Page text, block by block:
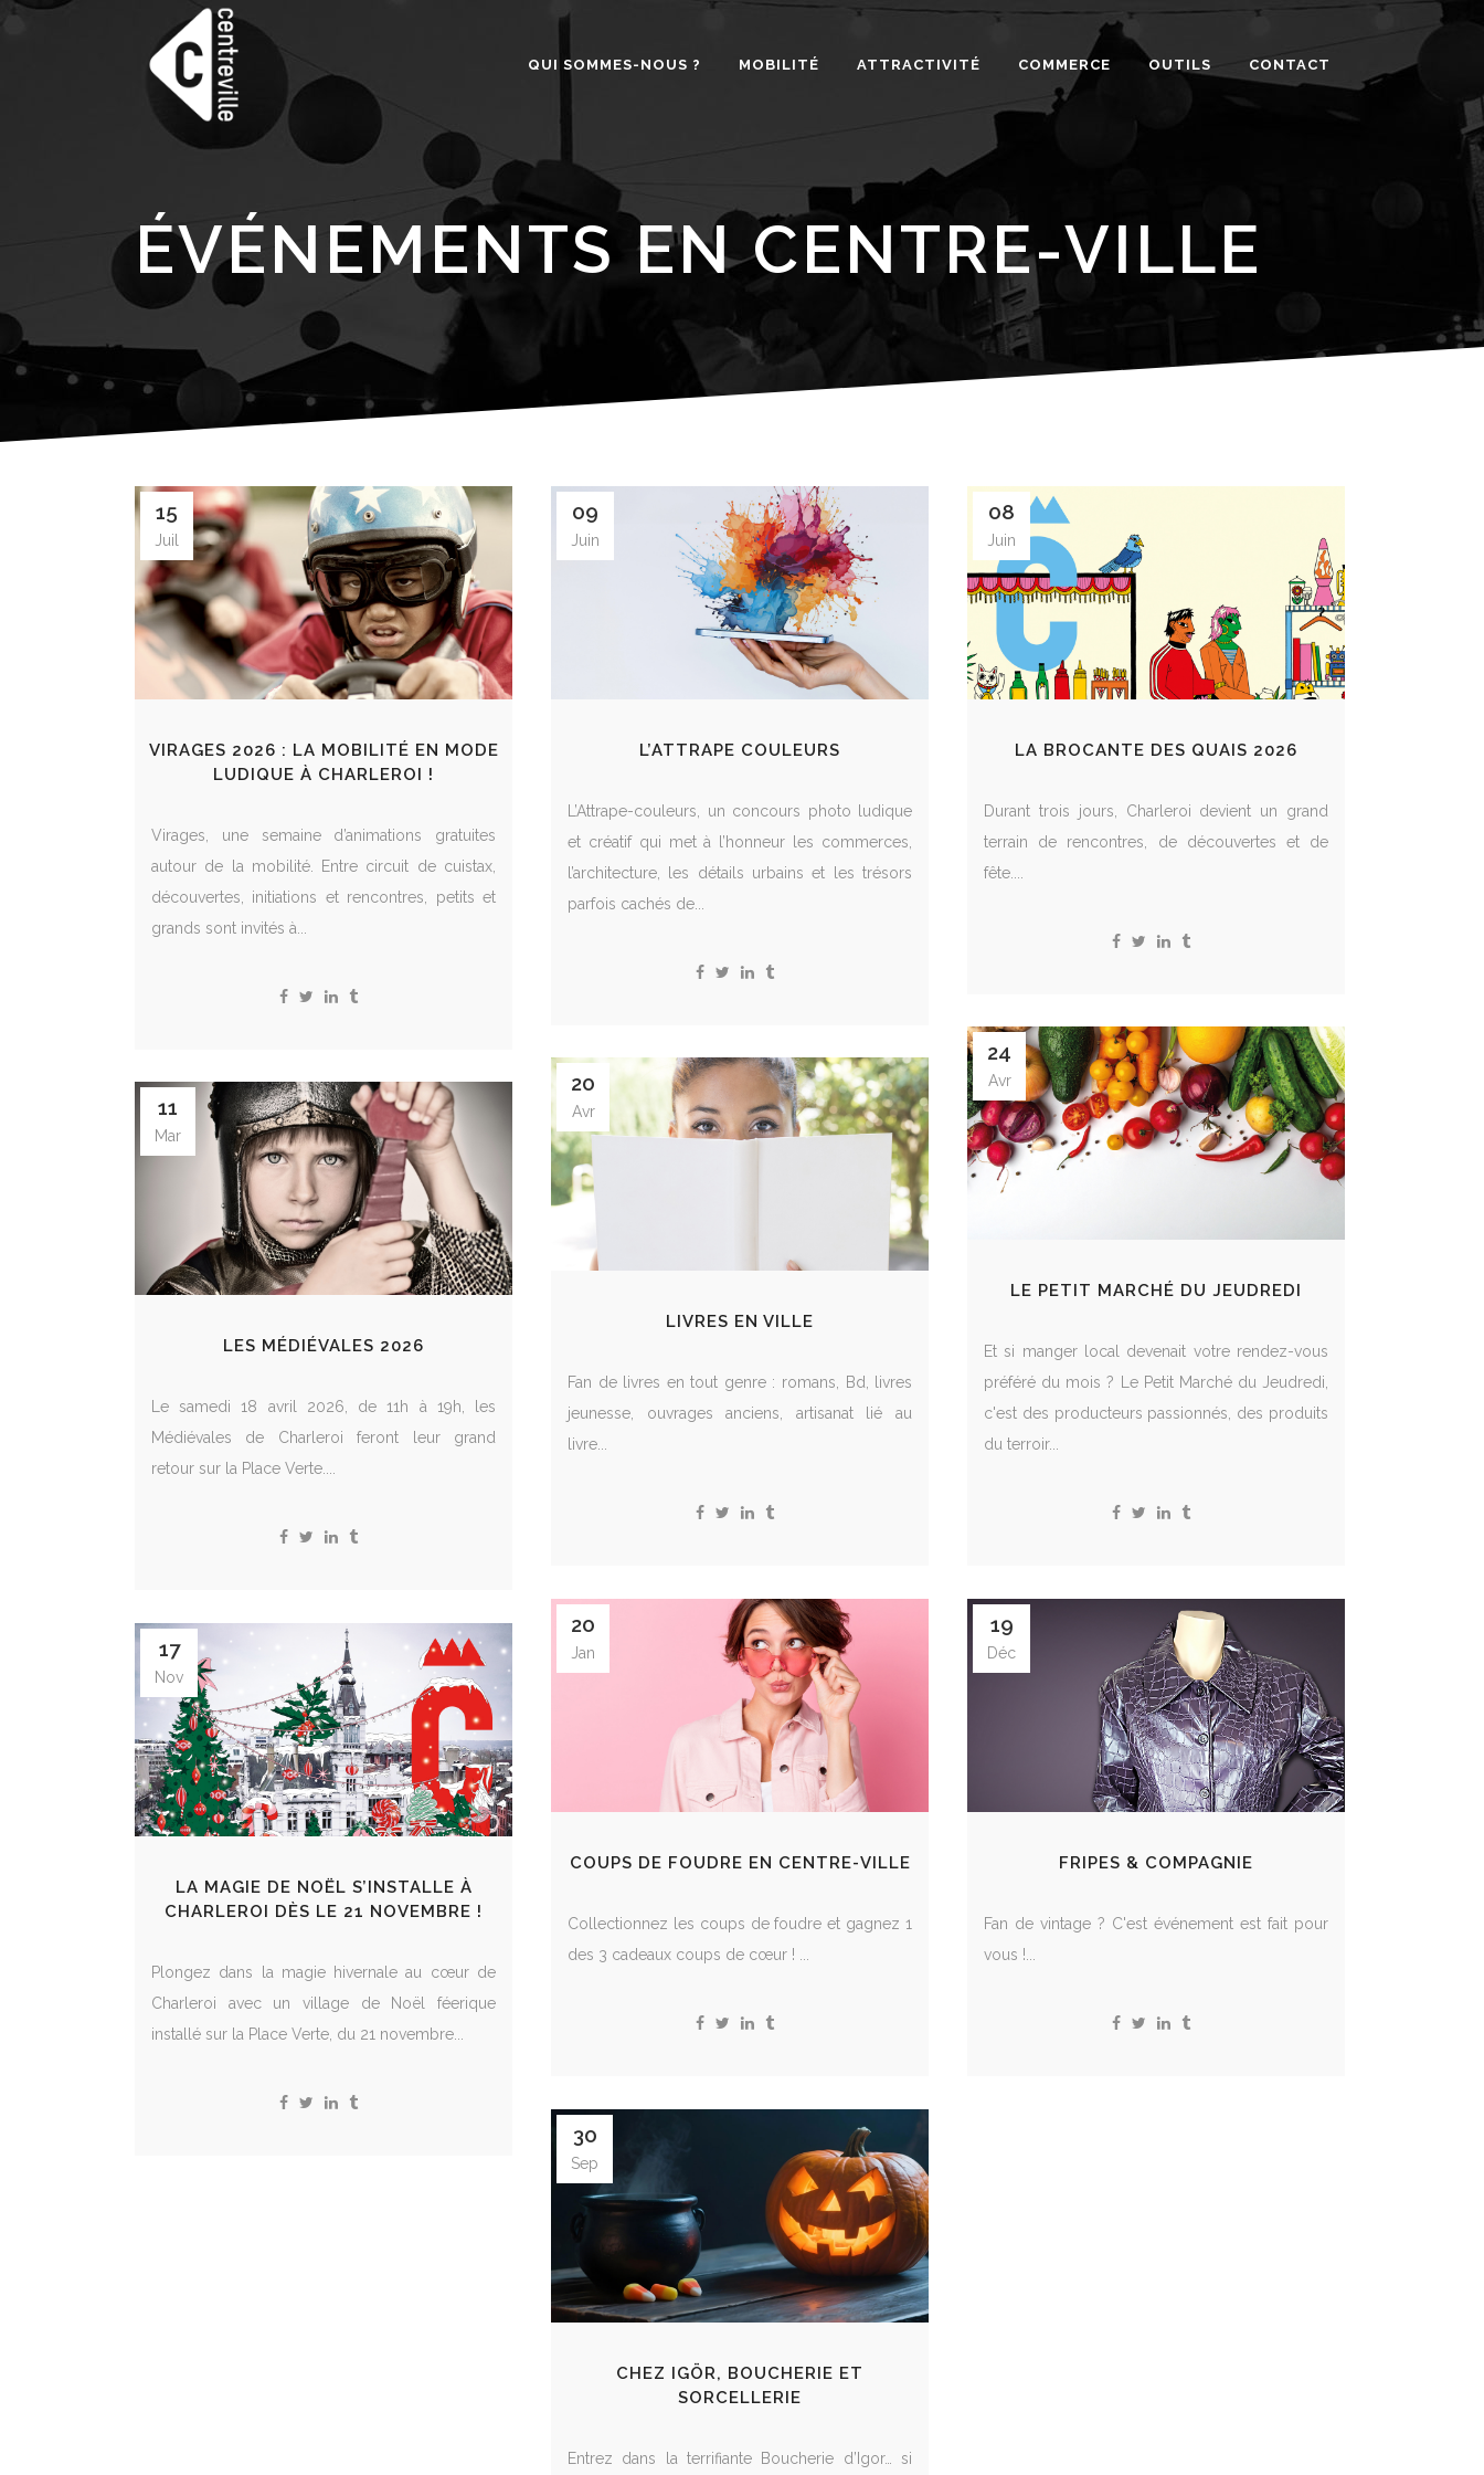
QUI SOMMES-NOUS ? MOBILITÉ ATTRACTIVITÉ COMMERCE OUTILS CONTACT
ÉVÉNEMENTS EN CENTRE-VILLE
15
Juil
VIRAGES 2026 : LA MOBILITÉ EN MODE
LUDIQUE À CHARLEROI !
Virages, une semaine d’animations gratuites
autour de la mobilité. Entre circuit de cuistax,
découvertes, initiations et rencontres, petits et
grands sont invités à...
09
Juin
L’ATTRAPE COULEURS
L’Attrape-couleurs, un concours photo ludique
et créatif qui met à l’honneur les commerces,
l’architecture, les détails urbains et les trésors
parfois cachés de...
08
Juin
LA BROCANTE DES QUAIS 2026
Durant trois jours, Charleroi devient un grand
terrain de rencontres, de découvertes et de
fête....
24
Avr
LE PETIT MARCHÉ DU JEUDREDI
Et si manger local devenait votre rendez-vous
préféré du mois ? Le Petit Marché du Jeudredi,
c'est des producteurs passionnés, des produits
du terroir...
20
Avr
LIVRES EN VILLE
Fan de livres en tout genre : romans, Bd, livres
jeunesse, ouvrages anciens, artisanat lié au
livre...
11
Mar
LES MÉDIÉVALES 2026
Le samedi 18 avril 2026, de 11h à 19h, les
Médiévales de Charleroi feront leur grand
retour sur la Place Verte....
20
Jan
COUPS DE FOUDRE EN CENTRE-VILLE
Collectionnez les coups de foudre et gagnez 1
des 3 cadeaux coups de cœur ! ...
19
Déc
FRIPES & COMPAGNIE
Fan de vintage ? C'est événement est fait pour
vous !...
17
Nov
LA MAGIE DE NOËL S’INSTALLE À
CHARLEROI DÈS LE 21 NOVEMBRE !
Plongez dans la magie hivernale au cœur de
Charleroi avec un village de Noël féerique
installé sur la Place Verte, du 21 novembre...
30
Sep
CHEZ IGÖR, BOUCHERIE ET
SORCELLERIE
Entrez dans la terrifiante Boucherie d’Igor… si